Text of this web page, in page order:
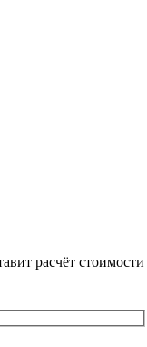
расчёт стоимости